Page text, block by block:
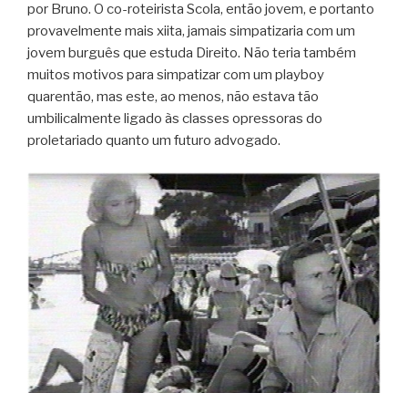
por Bruno. O co-roteirista Scola, então jovem, e portanto
provavelmente mais xiita, jamais simpatizaria com um
jovem burguês que estuda Direito. Não teria também
muitos motivos para simpatizar com um playboy
quarentão, mas este, ao menos, não estava tão
umbilicalmente ligado às classes opressoras do
proletariado quanto um futuro advogado.